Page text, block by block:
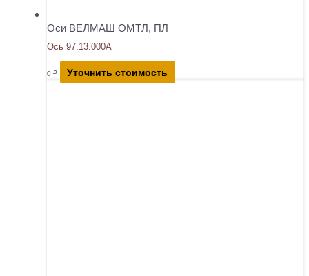
Оси ВЕЛМАШ ОМТЛ, ПЛ
Ось 97.13.000А
0 ₽ Уточнить стоимость